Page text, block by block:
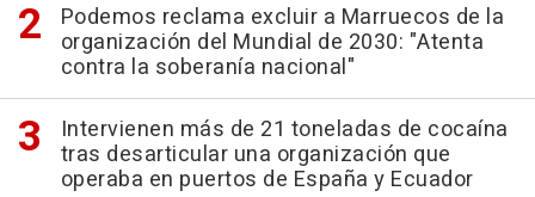
Podemos reclama excluir a Marruecos de la
organización del Mundial de 2030: "Atenta
contra la soberanía nacional"
Intervienen más de 21 toneladas de cocaína
tras desarticular una organización que
operaba en puertos de España y Ecuador